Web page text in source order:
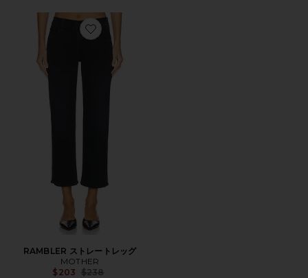
Favorite RAMBLER ストレートレッグ
RAMBLER ストレートレッグ
MOTHER
$203 Previous price:
$238